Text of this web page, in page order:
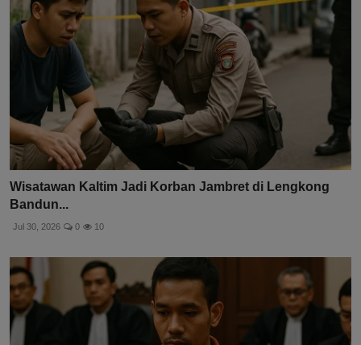
Wisatawan Kaltim Jadi Korban Jambret di Lengkong
Bandun...
Jul 30, 2026 0 10